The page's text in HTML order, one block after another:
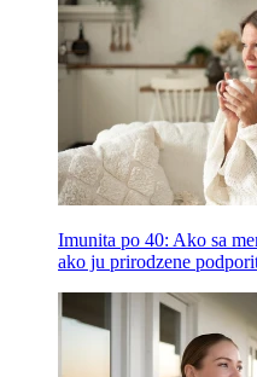
Imunita po 40: Ako sa
ako ju prirodzene